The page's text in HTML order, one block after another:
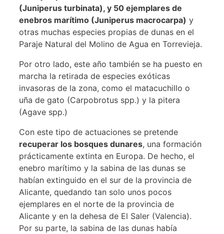
(Juniperus turbinata), y 50 ejemplares de
enebros marítimo (Juniperus macrocarpa) y
otras muchas especies propias de dunas en el
Paraje Natural del Molino de Agua en Torrevieja.
Por otro lado, este año también se ha puesto en
marcha la retirada de especies exóticas
invasoras de la zona, como el matacuchillo o
uña de gato (Carpobrotus spp.) y la pitera
(Agave spp.)
Con este tipo de actuaciones se pretende
recuperar los bosques dunares, una formación
prácticamente extinta en Europa. De hecho, el
enebro marítimo y la sabina de las dunas se
habían extinguido en el sur de la provincia de
Alicante, quedando tan solo unos pocos
ejemplares en el norte de la provincia de
Alicante y en la dehesa de El Saler (Valencia).
Por su parte, la sabina de las dunas había